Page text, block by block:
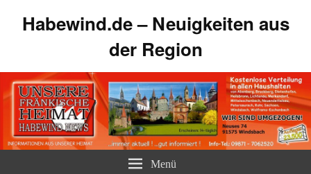
Habewind.de – Neuigkeiten aus
der Region
Menü